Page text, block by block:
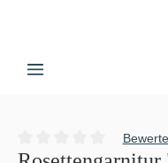
Durchschnittliche